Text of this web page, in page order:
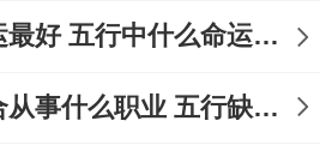
五行属什么的命运最好 五行中什么命运势旺盛
五行缺火的人适合从事什么职业 五行缺火的人适合从事的职业有哪些